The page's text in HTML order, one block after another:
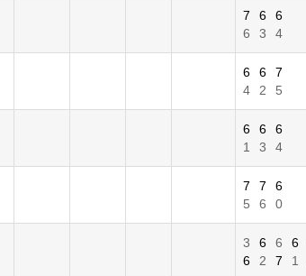
7 6
6
6
3 4
6 6
7
4
2 5
6 6
6
1
3 4
7 7
6
5
6 0
3 6 6 6
6
2 7 1